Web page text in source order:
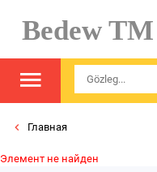
Bedew TM
Главная
Элемент не найден